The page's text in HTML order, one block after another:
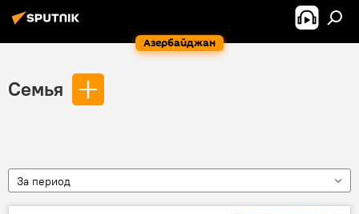
Азербайджан
Семья
За период